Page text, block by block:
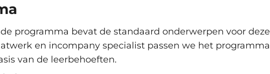
programma bevat de standaard onderwerpen voor deze
en incompany specialist passen we het programma
van de leerbehoeften.